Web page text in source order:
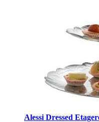
Alessi Dressed